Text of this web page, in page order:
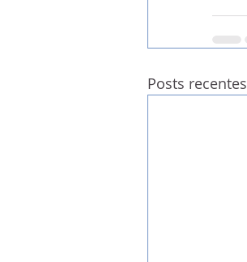
Posts recentes